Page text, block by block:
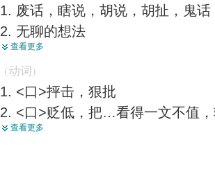
废话，瞎说，胡说，胡扯，鬼
无聊的想法
垃圾，碎屑，碎块，废弃物
废物
劣质的东西，蹩脚货，拙劣的作
荒唐的事情，荒诞不经
无意义的东西
查看更多
(动词)
<口>抨击，狠批
<口>贬低，把…看得一文不值
消灭，销毁
查看更多